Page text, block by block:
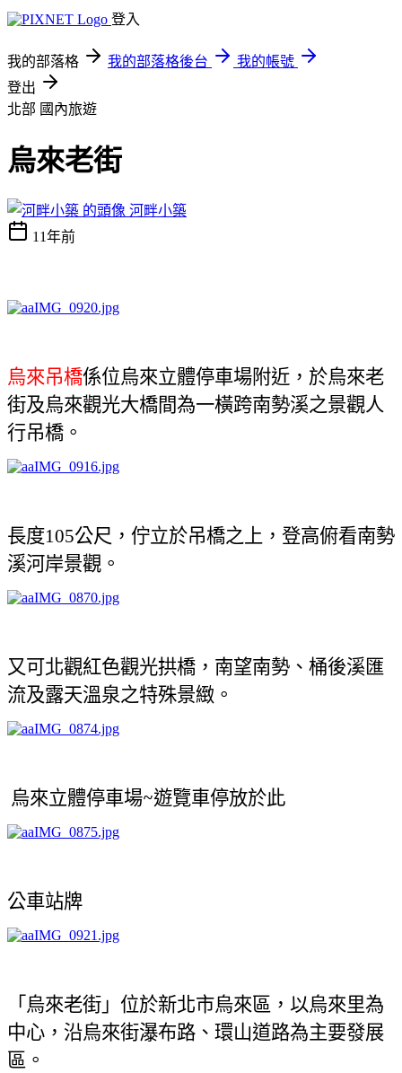
登入
我的部落格 我的部落格後台
我的帳號
登出
北部 國內旅遊
烏來老街
河畔小築
11年前
烏來吊橋係位烏來立體停車場附近，於烏來老
街及烏來觀光大橋間為一橫跨南勢溪之景觀人
行吊橋。
長度105公尺，佇立於吊橋之上，登高俯看南勢
溪河岸景觀。
又可北觀紅色觀光拱橋，南望南勢、桶後溪匯
流及露天溫泉之特殊景緻。
烏來立體停車場~遊覽車停放於此
公車站牌
「烏來老街」位於新北市烏來區，以烏來里為
中心，沿烏來街瀑布路、環山道路為主要發展
區。